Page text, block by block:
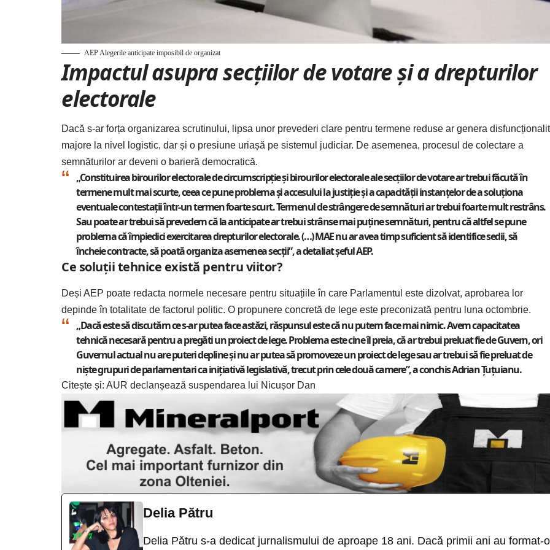
AEP Alegerile anticipate imposibil de organizat
Impactul asupra secțiilor de votare și a drepturilor
electorale
Dacă s-ar forța organizarea scrutinului, lipsa unor prevederi clare pentru termene reduse ar genera
majore la nivel logistic, dar și o presiune uriașă pe sistemul judiciar. De asemenea, procesul de colectare a
semnăturilor ar deveni o barieră democratică.
„Constituirea birourilor electorale de circumscripţie şi birourilor electorale ale secţiilor de votare ar trebui făcută în
termene mult mai scurte, ceea ce pune problema şi accesului la justiţie şi a capacităţii instanţelor de a soluţiona
eventuale contestaţii într-un termen foarte scurt. Termenul de strângere de semnături ar trebui foarte mult restrâns.
Sau poate ar trebui să prevedem că la anticipate ar trebui strânse mai puţine semnături, pentru că altfel se pune
problema că împiedici exercitarea drepturilor electorale. (…) MAE nu ar avea timp suficient să identifice sedii, să
încheie contracte, să poată organiza asemenea secţii”, a detaliat șeful AEP.
Ce soluții tehnice există pentru viitor?
Deși AEP poate redacta normele necesare pentru situațiile în care Parlamentul este dizolvat, aprobarea lor
depinde în totalitate de factorul politic. O propunere concretă de lege este preconizată pentru luna octombrie.
„Dacă este să discutăm ce s-ar putea face astăzi, răspunsul este că nu putem face mai nimic. Avem capacitatea
tehnică necesară pentru a pregăti un proiect de lege. Problema este cine îl preia, că ar trebui preluat fie de Guvern, ori
Guvernul actual nu are puteri depline şi nu ar putea să promoveze un proiect de lege sau ar trebui să fie preluat de
nişte grupuri de parlamentari ca iniţiativă legislativă, trecut prin cele două camere”, a conchis Adrian Țuțuianu.
Citește și: AUR declanșează suspendarea lui Nicușor Dan
Delia Pătru
Delia Pătru s-a dedicat jurnalismului de aproape 18 ani. Dacă primii ani au format-o